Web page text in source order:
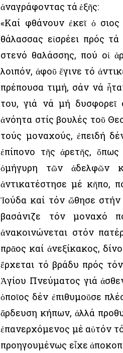
ἀναγράφοντας τά ἑξῆς:
«Καί φθάνουν ἐκεῖ ὁ
θάλασσας εἰσρέει πρός
στενό θαλάσσης, πού οἱ
λοιπόν, ἀφοῦ ἔγινε τό
πρέπουσα τιμή, σάν νά
του, γιά νά μή δυσφορεῖ
ἀνόητα στίς βουλές τοῦ
τούς μοναχούς, ἐπειδή
ἐπίπονο τῆς ἀρετῆς,
ὁμήγυρη τῶν ἀδελφῶν
ἀντικατέστησε μέ κῆπο,
Ἰούδα καί τόν ὤθησε στήν
βασάνιζε τόν μοναχό
ἀνακοινώνεται στόν
πρᾶος καί ἀνεξίκακος,
ἔρχεται τό βράδυ πρός
Ἁγίου Πνεύματος γιά
ὁποῖος δέν ἐπιθυμοῦσε
ἄρδευση κήπων, ἀλλά
ἐπανερχόμενος μέ αὐτόν
προηγουμένως εἶχε